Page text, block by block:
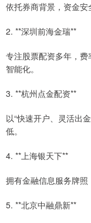
依托券商背景，资金安
2. **深圳前海金瑞**
专注股票配资多年，
智能化。
3. **杭州点金配资**
以“快速开户、灵活出
低。
4. **上海银天下**
拥有金融信息服务牌照
5. **北京中融鼎新**